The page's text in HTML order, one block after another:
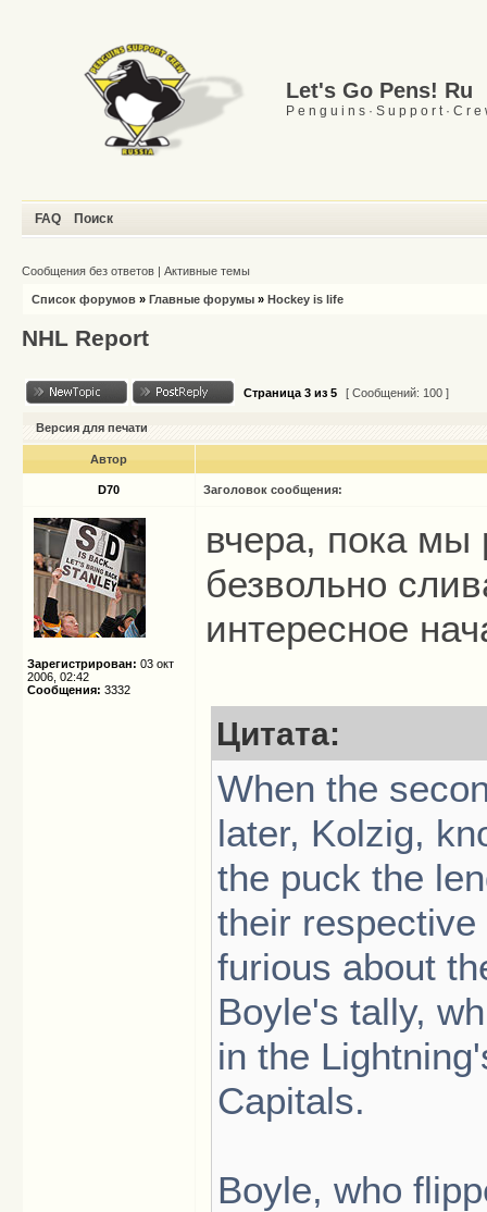
Let's Go Pens! Ru
P e n g u i n s · S u p p o r t · C r e
FAQ Поиск
Сообщения без ответов | Активные темы
Список форумов » Главные форумы » Hockey is life
NHL Report
Страница 3 из 5 [ Сообщений: 100 ]
Версия для печати
Автор
D70 Заголовок сообщения:
Зарегистрирован: 03 окт
2006, 02:42
Сообщения: 3332
вчера, пока мы
безвольно
интересное
Цитата:
When the
later, Kolzig,
the puck the
their
furious about
Boyle's tally,
in the
Capitals.
Boyle, who